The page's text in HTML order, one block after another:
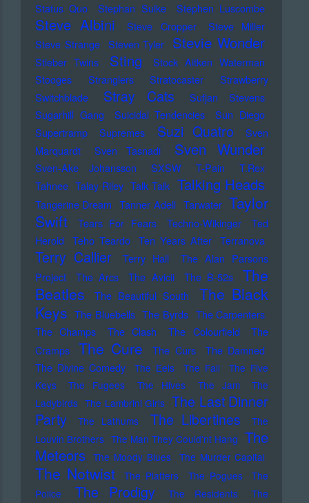
Status Quo
Stephan Sulke Stephen Luscombe
Steve Albini Steve Cropper
Steve Miller
Steve Strange Steven Tyler Stevie Wonder
Stieber Twins Sting
Stock Aitken Waterman
Stooges
Stranglers Stratocaster
Strawberry
Switchblade
Stray Cats
Sufjan Stevens
Sugarhill Gang
Suicidal Tendencies
Sun Diego
Supertramp
Supremes Suzi Quatro
Sven
Marquardt
Sven Tasnadi Sven Wunder
Sven-Ake Johansson SXSW T-Pain
T.Rex
Tahnee Talay Riley Talk Talk Talking Heads
Tangerine Dream Tanner Adell Tarwater Taylor
Swift
Tears For Fears Techno-Wikinger
Ted
Herold
Teho Teardo Ten Years After Terranova
Terry Callier Terry Hall
The Alan Parsons
Project
The Arcs The Avicii The B-52s
The
Beatles
The Beautiful South
The Black
Keys The Bluebells The Byrds The Carpenters
The Champs
The Clash The Colourfield
The
Cramps
The Cure The Curs
The Damned
The Divine Comedy
The Eels The Fall
The Five
Keys
The Fugees The Hives The Jam
The
Ladybirds The Lambrini Girls The Last Dinner
Party
The Lathums The Libertines
The
Louvin Brothers The Man They Could'nt Hang The
Meteors The Moody Blues The Murder Capital
The Notwist The Platters The Pogues
The
Police
The Prodigy The Residents
The